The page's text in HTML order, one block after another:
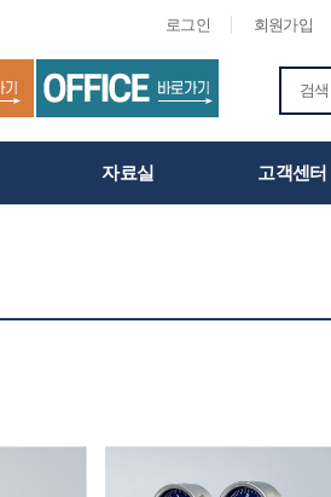
로그인 회원가입
자료실 고객센터